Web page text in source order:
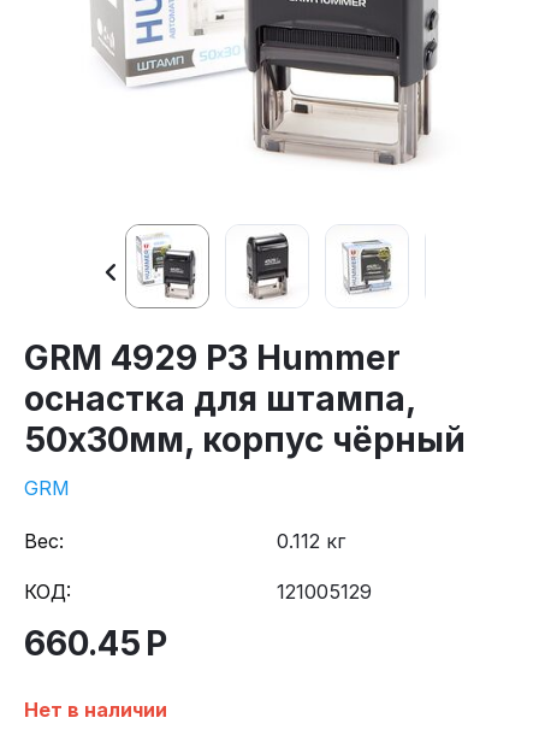
GRM 4929 P3 Hummer
оснастка для штампа,
50х30мм, корпус чёрный
GRM
Вес: 0.112 кг
КОД: 121005129
660.45 Р
Нет в наличии